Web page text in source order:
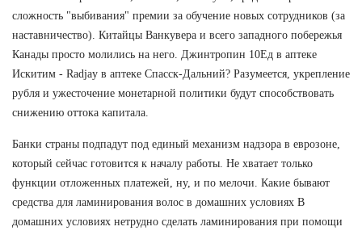
сложность "выбивания" премии за обучение новых сотрудников (за
наставничество). Китайцы Ванкувера и всего западного побережья
Канады просто молились на него. Джинтропин 10Ед в аптеке
Искитим - Radjay в аптеке Спасск-Дальний? Разумеется, укрепление
рубля и ужесточение монетарной политики будут способствовать
снижению оттока капитала.
Банки страны подпадут под единый механизм надзора в еврозоне,
который сейчас готовится к началу работы. Не хватает только
функции отложенных платежей, ну, и по мелочи. Какие бывают
средства для ламинирования волос в домашних условиях В
домашних условиях нетрудно сделать ламинирования при помощи